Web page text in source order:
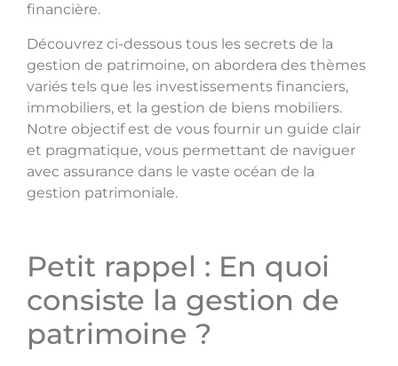
financière.
Découvrez ci-dessous tous les secrets de la
gestion de patrimoine, on abordera des thèmes
variés tels que les investissements financiers,
immobiliers, et la gestion de biens mobiliers.
Notre objectif est de vous fournir un guide clair
et pragmatique, vous permettant de naviguer
avec assurance dans le vaste océan de la
gestion patrimoniale.
Petit rappel : En quoi
consiste la gestion de
patrimoine ?